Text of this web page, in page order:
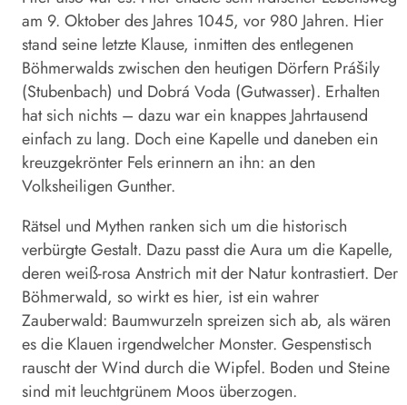
am 9. Oktober des Jahres 1045, vor 980 Jahren. Hier
stand seine letzte Klause, inmitten des entlegenen
Böhmerwalds zwischen den heutigen Dörfern Prášily
(Stubenbach) und Dobrá Voda (Gutwasser). Erhalten
hat sich nichts – dazu war ein knappes Jahrtausend
einfach zu lang. Doch eine Kapelle und daneben ein
kreuzgekrönter Fels erinnern an ihn: an den
Volksheiligen Gunther.
Rätsel und Mythen ranken sich um die historisch
verbürgte Gestalt. Dazu passt die Aura um die Kapelle,
deren weiß-rosa Anstrich mit der Natur kontrastiert. Der
Böhmerwald, so wirkt es hier, ist ein wahrer
Zauberwald: Baumwurzeln spreizen sich ab, als wären
es die Klauen irgendwelcher Monster. Gespenstisch
rauscht der Wind durch die Wipfel. Boden und Steine
sind mit leuchtgrünem Moos überzogen.